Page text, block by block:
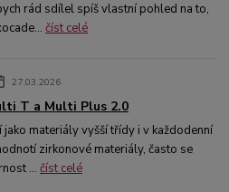
rád sdílel spíš vlastní pohled na to,
číst celé
27.03.2026
T a Multi Plus 2.0
materiály vyšší třídy i v každodenní
zirkonové materiály, často se
... číst celé